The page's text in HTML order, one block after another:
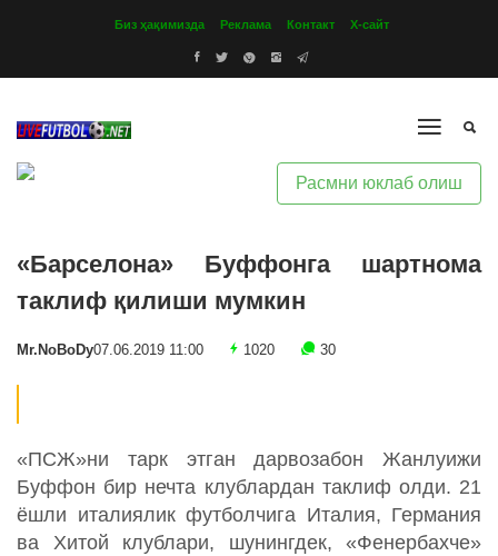
Биз ҳақимизда Реклама Контакт Х-сайт
Расмни юклаб олиш
«Барселона» Буффонга шартнома
таклиф қилиши мумкин
Mr.NoBoDy07.06.2019 11:00 1020 30
«ПСЖ»ни тарк этган дарвозабон Жанлуижи
Буффон бир нечта клублардан таклиф олди. 21
ёшли италиялик футболчига Италия, Германия
ва Хитой клублари, шунингдек, «Фенербахче»